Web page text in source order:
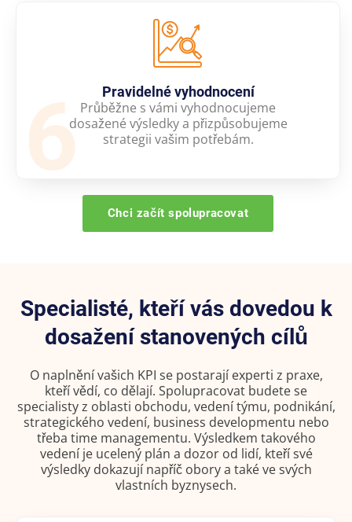
Pravidelné vyhodnocení
Průběžne s vámi vyhodnocujeme
dosažené výsledky a přizpůsobujeme
strategii vašim potřebám.
6
Chci začít spolupracovat
Specialisté, kteří vás dovedou k
dosažení stanovených cílů
O naplnění vašich KPI se postarají experti z praxe,
kteří vědí, co dělají. Spolupracovat budete se
specialisty z oblasti obchodu, vedení týmu, podnikání,
strategického vedení, business developmentu nebo
třeba time managementu. Výsledkem takového
vedení je ucelený plán a dozor od lidí, kteří své
výsledky dokazují napříč obory a také ve svých
vlastních byznysech.